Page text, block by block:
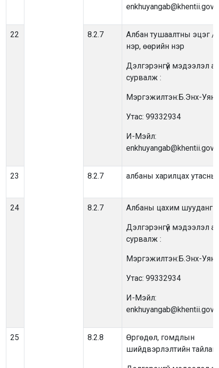
22 8.2.7
Албан тушаалтны эцэг /
нэр, өөрийн нэр
Дэлгэрэнгүй мэдээлэл
сурвалж :
Мэргэжилтэн:Б.Энх-
Утас: 99332934
И-Мэйл:
23 8.2.7 албаны харилцах утасны
24 8.2.7 Албаны цахим
Дэлгэрэнгүй мэдээлэл
сурвалж :
Мэргэжилтэн:Б.Энх-
Утас: 99332934
И-Мэйл:
25 8.2.8
Өргөдөл, гомдлын
шийдвэрлэлтийн